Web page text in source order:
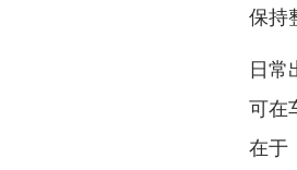
保持
日常
可在
在于